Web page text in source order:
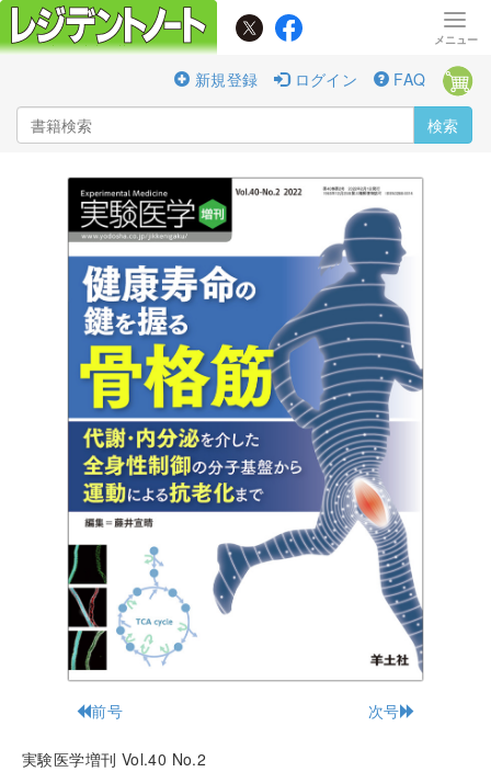
新規登録 ログイン FAQ
検索
前号 次号
実験医学増刊 Vol.40 No.2